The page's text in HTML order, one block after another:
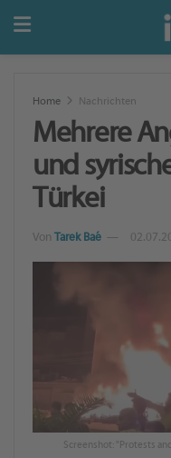
Home Nachrichten
Mehrere
und
Türkei
Von Tarek Baé
Screenshot: "Protests